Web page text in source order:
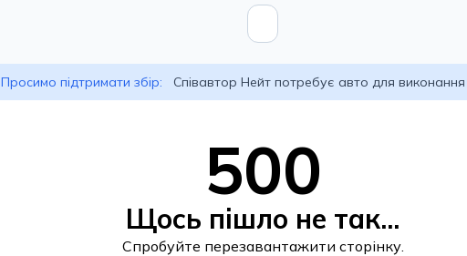
Просимо підтримати збір: Співавтор Нейт потребує авто для
500
Щось пішло не так...
Спробуйте перезавантажити сторінку.